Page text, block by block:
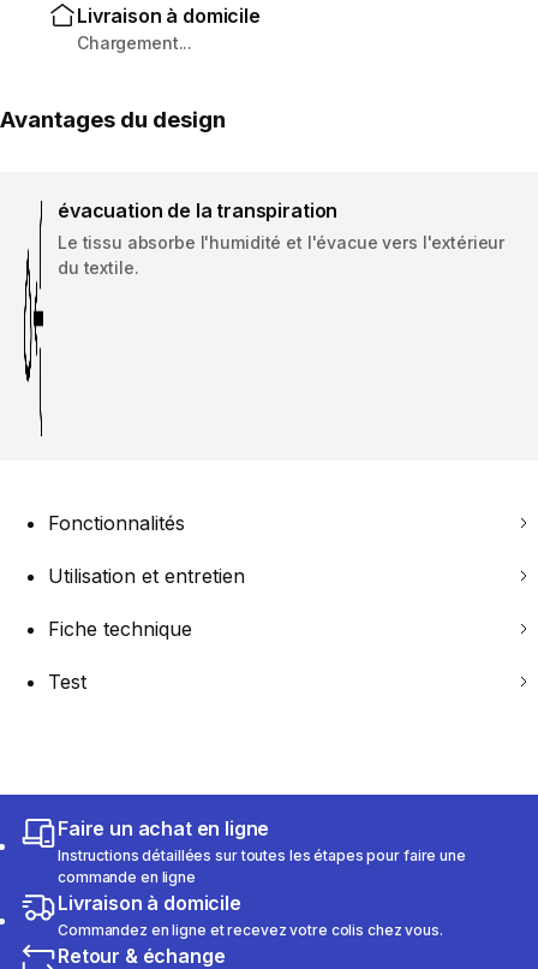
Livraison à domicile
Chargement...
Avantages du design
évacuation de la transpiration
Le tissu absorbe l'humidité et l'évacue vers l'extérieur
du textile.
Fonctionnalités
Utilisation et entretien
Fiche technique
Test
Faire un achat en ligne
Instructions détaillées sur toutes les étapes pour faire une
commande en ligne
Livraison à domicile
Commandez en ligne et recevez votre colis chez vous.
Retour & échange